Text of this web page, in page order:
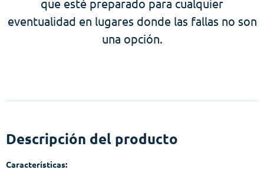
que esté preparado para cualquier
eventualidad en lugares donde las fallas no son
una opción.
Descripción del producto
Características: